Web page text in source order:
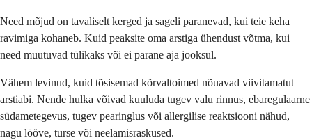
Need mõjud on tavaliselt kerged ja sageli paranevad, kui teie keha
ravimiga kohaneb. Kuid peaksite oma arstiga ühendust võtma, kui
need muutuvad tülikaks või ei parane aja jooksul.
Vähem levinud, kuid tõsisemad kõrvaltoimed nõuavad viivitamatut
arstiabi. Nende hulka võivad kuuluda tugev valu rinnus, ebaregulaarne
südametegevus, tugev pearinglus või allergilise reaktsiooni nähud,
nagu lööve, turse või neelamisraskused.